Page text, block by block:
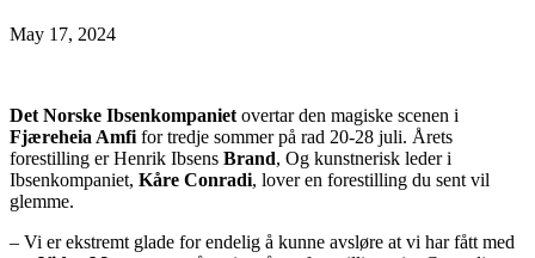
May 17, 2024
Det Norske Ibsenkompaniet overtar den magiske scenen i
Fjæreheia Amfi for tredje sommer på rad 20-28 juli. Årets
forestilling er Henrik Ibsens Brand, Og kunstnerisk leder i
Ibsenkompaniet, Kåre Conradi, lover en forestilling du sent vil
glemme.
– Vi er ekstremt glade for endelig å kunne avsløre at vi har fått med